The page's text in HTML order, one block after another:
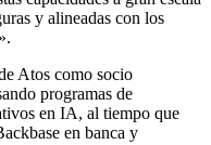
y alineadas con los
Atos como socio
programas de
en IA, al tiempo que
en banca y